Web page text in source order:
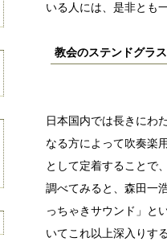
いる人には、是非とも
教会のステンドグラス
日本国内では長きにわ
なる方によって吹奏楽
として定着することで
調べてみると、森田一
っちゃきサウンド」と
いてこれ以上深入りす